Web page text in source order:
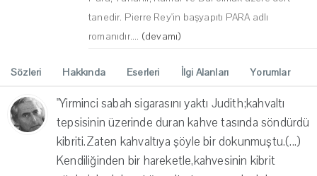
tanedir. Pierre Rey'in başyapıtı PARA adlı
romanıdır.... (devamı)
Sözleri Hakkında Eserleri İlgi Alanları Yorumlar
"Yirminci sabah sigarasını yaktı Judith;kahvaltı
tepsisinin üzerinde duran kahve tasında söndürdü
kibriti.Zaten kahvaltıya şöyle bir dokunmuştu.(...)
Kendiliğinden bir hareketle,kahvesinin kibrit